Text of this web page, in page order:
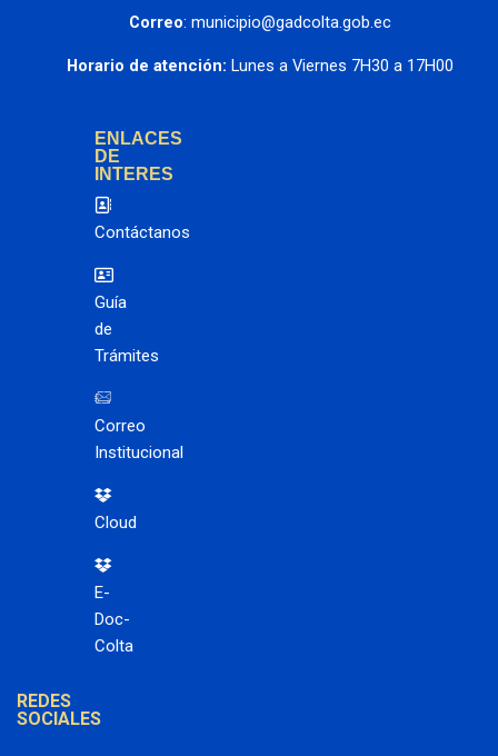
Correo: municipio@gadcolta.gob.ec
Horario de atención: Lunes a Viernes 7H30 a 17H00
ENLACES
DE
INTERES
Contáctanos
Guía
de
Trámites
Correo
Institucional
Cloud
E-
Doc-
Colta
REDES
SOCIALES